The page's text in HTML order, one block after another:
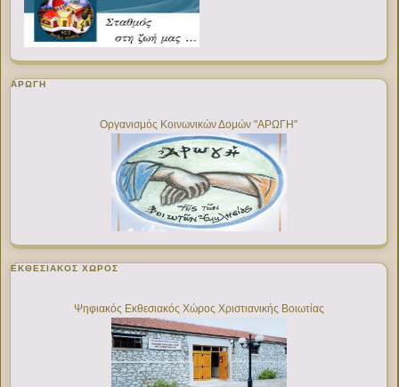
ΑΡΩΓΗ
Οργανισμός Κοινωνικών Δομών "ΑΡΩΓΗ"
ΕΚΘΕΣΙΑΚΌΣ ΧΏΡΟΣ
Ψηφιακός Εκθεσιακός Χώρος Χριστιανικής Βοιωτίας